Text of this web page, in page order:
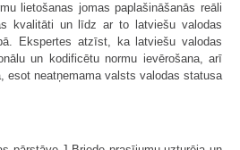
lietošanas jomas paplašināšanās reāli
kvalitāti un līdz ar to latviešu valodas
Ekspertes atzīst, ka latviešu valodas
un kodificētu normu ievērošana, arī
esot neatņemama valsts valodas statusa